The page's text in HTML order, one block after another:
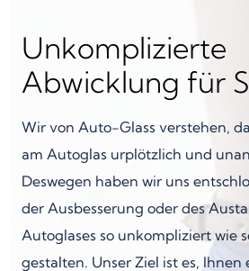
Unkomplizierte
Abwicklung für
Wir von Auto-Glass verstehen,
am Autoglas urplötzlich und
Deswegen haben wir uns
der Ausbesserung oder des
Autoglases so unkompliziert wie
gestalten. Unser Ziel ist es, Ihnen